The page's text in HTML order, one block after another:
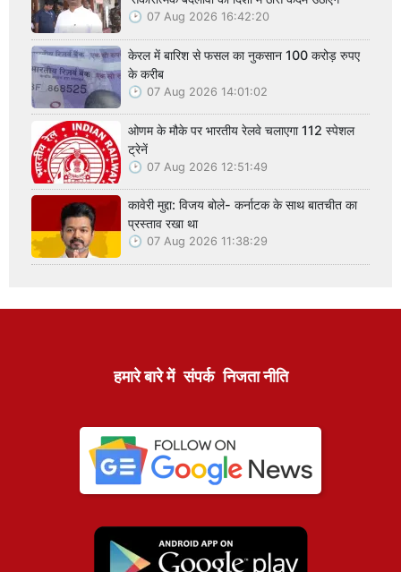
07 Aug 2026 16:42:20
केरल में बारिश से फसल का नुकसान 100 करोड़ रुपए
के करीब
07 Aug 2026 14:01:02
ओणम के मौके पर भारतीय रेलवे चलाएगा 112 स्पेशल
ट्रेनें
07 Aug 2026 12:51:49
कावेरी मुद्दा: विजय बोले- कर्नाटक के साथ बातचीत का
प्रस्ताव रखा था
07 Aug 2026 11:38:29
हमारे बारे में संपर्क निजता नीति